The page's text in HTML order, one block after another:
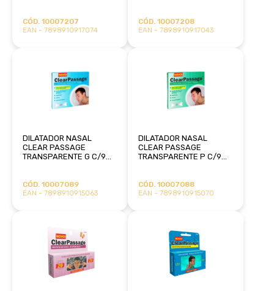
CÓD. 10007207
EAN - 7898910917074
CÓD. 10007208
EAN - 7898910917043
DILATADOR NASAL
CLEAR PASSAGE
TRANSPARENTE G C/9
CÓD. 10007089
EAN - 7898910915063
DILATADOR NASAL
CLEAR PASSAGE
TRANSPARENTE P C/9
CÓD. 10007088
EAN - 7898910915070